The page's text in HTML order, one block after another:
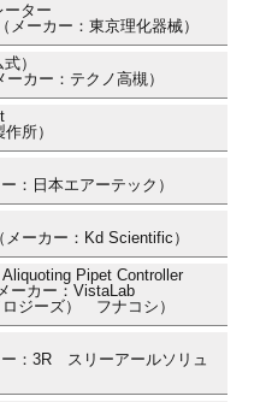
ーター
ーカー：東京理化器械）
）
カー：テクノ高槻）
所）
日本エアーテック）
ーカー：Kd Scientific）
Pipet Controller
ーカー：VistaLab
ロジーズ） フナコシ）
：3R スリーアールソリュ